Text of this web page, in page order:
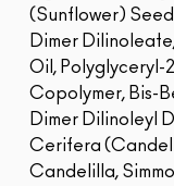
(Sunflower)
Dimer
Oil,
Copolymer, Bis-
Dimer Dilinoleyl
Cerifera
Candelilla,